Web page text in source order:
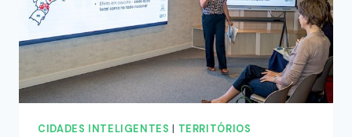
CIDADES INTELIGENTES TERRITÓRIOS